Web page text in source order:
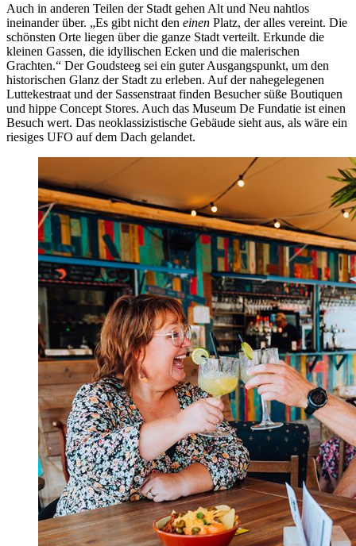
Auch in anderen Teilen der Stadt gehen Alt und Neu nahtlos
ineinander über. „Es gibt nicht den einen Platz, der alles vereint. Die
schönsten Orte liegen über die ganze Stadt verteilt. Erkunde die
kleinen Gassen, die idyllischen Ecken und die malerischen
Grachten.“ Der Goudsteeg sei ein guter Ausgangspunkt, um den
historischen Glanz der Stadt zu erleben. Auf der nahegelegenen
Luttekestraat und der Sassenstraat finden Besucher süße Boutiquen
und hippe Concept Stores. Auch das Museum De Fundatie ist einen
Besuch wert. Das neoklassizistische Gebäude sieht aus, als wäre ein
riesiges UFO auf dem Dach gelandet.